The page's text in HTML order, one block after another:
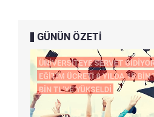
GÜNÜN ÖZETİ